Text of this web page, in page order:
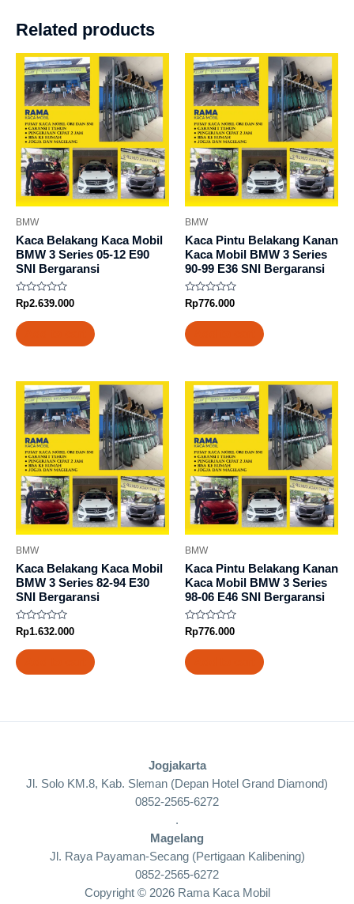
Related products
BMW
Kaca Belakang Kaca Mobil
BMW 3 Series 05-12 E90
SNI Bergaransi
Rated
0
out
of
5
Rp2.639.000
BMW
Kaca Pintu Belakang Kanan
Kaca Mobil BMW 3 Series
90-99 E36 SNI Bergaransi
Rated
0
out
of
5
Rp776.000
BMW
Kaca Belakang Kaca Mobil
BMW 3 Series 82-94 E30
SNI Bergaransi
Rated
0
out
of
5
Rp1.632.000
BMW
Kaca Pintu Belakang Kanan
Kaca Mobil BMW 3 Series
98-06 E46 SNI Bergaransi
Rated
0
out
of
5
Rp776.000
Jogjakarta
Jl. Solo KM.8, Kab. Sleman (Depan Hotel Grand Diamond)
0852-2565-6272
.
Magelang
Jl. Raya Payaman-Secang (Pertigaan Kalibening)
0852-2565-6272
Copyright © 2026 Rama Kaca Mobil